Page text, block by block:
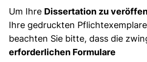
Um Ihre Dissertation zu
Ihre gedruckten
beachten Sie bitte, dass die
erforderlichen Formulare